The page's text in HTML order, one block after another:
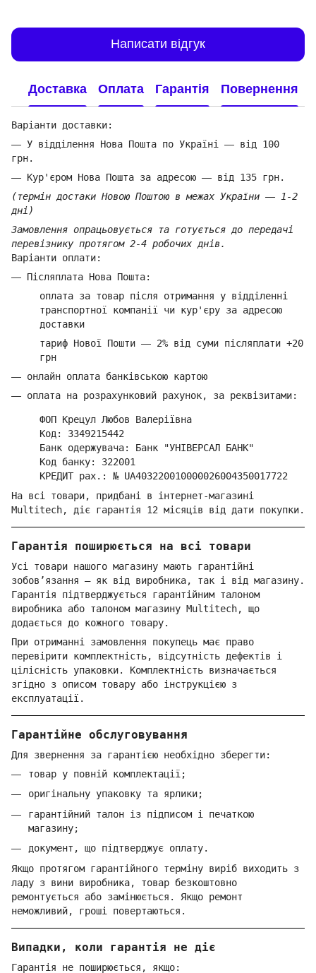
Написати відгук
Доставка Оплата Гарантія Повернення
Варіанти доставки:
— У відділення Нова Пошта по Україні — від 100
грн.
— Кур'єром Нова Пошта за адресою — від 135 грн.
(термін достаки Новою Поштою в межах України — 1-2
дні)
Замовлення опрацьовується та готується до передачі
перевізнику протягом 2-4 робочих днів.
Варіанти оплати:
— Післяплата Нова Пошта:
оплата за товар після отримання у відділенні
транспортної компанії чи кур'єру за адресою
доставки
тариф Нової Пошти — 2% від суми післяплати +20
грн
— онлайн оплата банківською картою
— оплата на розрахунковий рахунок, за реквізитами:
ФОП Крецул Любов Валеріївна
Код: 3349215442
Банк одержувача: Банк "УНІВЕРСАЛ БАНК"
Код банку: 322001
КРЕДИТ рах.: № UA403220010000026004350017722
На всі товари, придбані в інтернет-магазині
Multitech, діє гарантія 12 місяців від дати покупки.
Гарантія поширюється на всі товари
Усі товари нашого магазину мають гарантійні
зобов’язання — як від виробника, так і від магазину.
Гарантія підтверджується гарантійним талоном
виробника або талоном магазину Multitech, що
додається до кожного товару.
При отриманні замовлення покупець має право
перевірити комплектність, відсутність дефектів і
цілісність упаковки. Комплектність визначається
згідно з описом товару або інструкцією з
експлуатації.
Гарантійне обслуговування
Для звернення за гарантією необхідно зберегти:
товар у повній комплектації;
оригінальну упаковку та ярлики;
гарантійний талон із підписом і печаткою
магазину;
документ, що підтверджує оплату.
Якщо протягом гарантійного терміну виріб виходить з
ладу з вини виробника, товар безкоштовно
ремонтується або замінюється. Якщо ремонт
неможливий, гроші повертаються.
Випадки, коли гарантія не діє
Гарантія не поширюється, якщо: